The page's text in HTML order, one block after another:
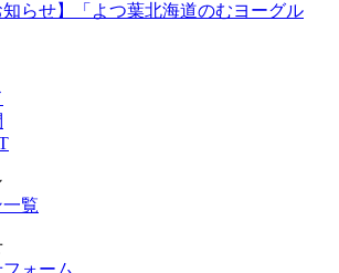
知らせ】「よつ葉北海道のむヨーグル
覧
ォーム